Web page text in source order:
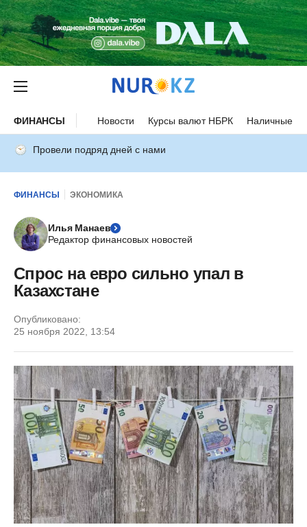
ФИНАНСЫ Новости Курсы валют НБРК Наличные
Провели подряд дней с нами
ФИНАНСЫ ЭКОНОМИКА
Илья Манаев
Редактор финансовых новостей
Спрос на евро сильно упал в
Казахстане
Опубликовано:
25 ноября 2022, 13:54